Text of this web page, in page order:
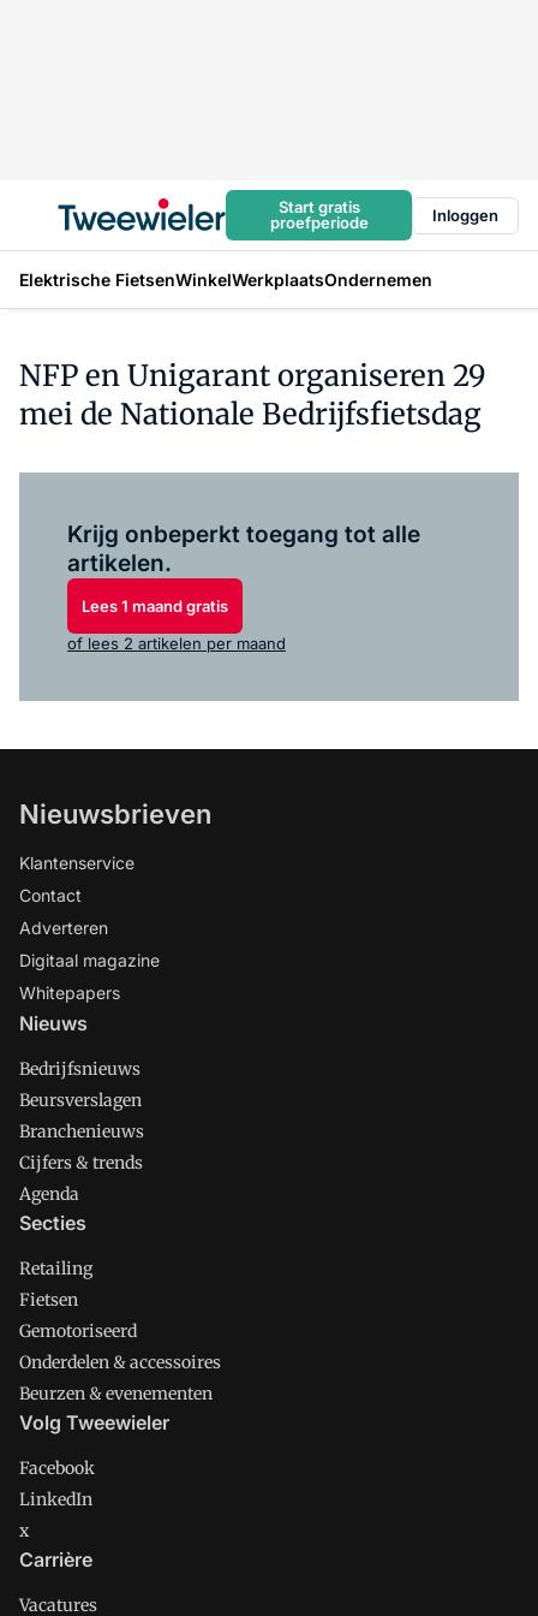
Start gratis
proefperiode
Inloggen
Elektrische FietsenWinkelWerkplaatsOndernemen
NFP en Unigarant organiseren 29
mei de Nationale Bedrijfsfietsdag
Krijg onbeperkt toegang tot alle
artikelen.
Lees 1 maand gratis
of lees 2 artikelen per maand
Nieuwsbrieven
Klantenservice
Contact
Adverteren
Digitaal magazine
Whitepapers
Nieuws
Bedrijfsnieuws
Beursverslagen
Branchenieuws
Cijfers & trends
Agenda
Secties
Retailing
Fietsen
Gemotoriseerd
Onderdelen & accessoires
Beurzen & evenementen
Volg Tweewieler
Facebook
LinkedIn
x
Carrière
Vacatures